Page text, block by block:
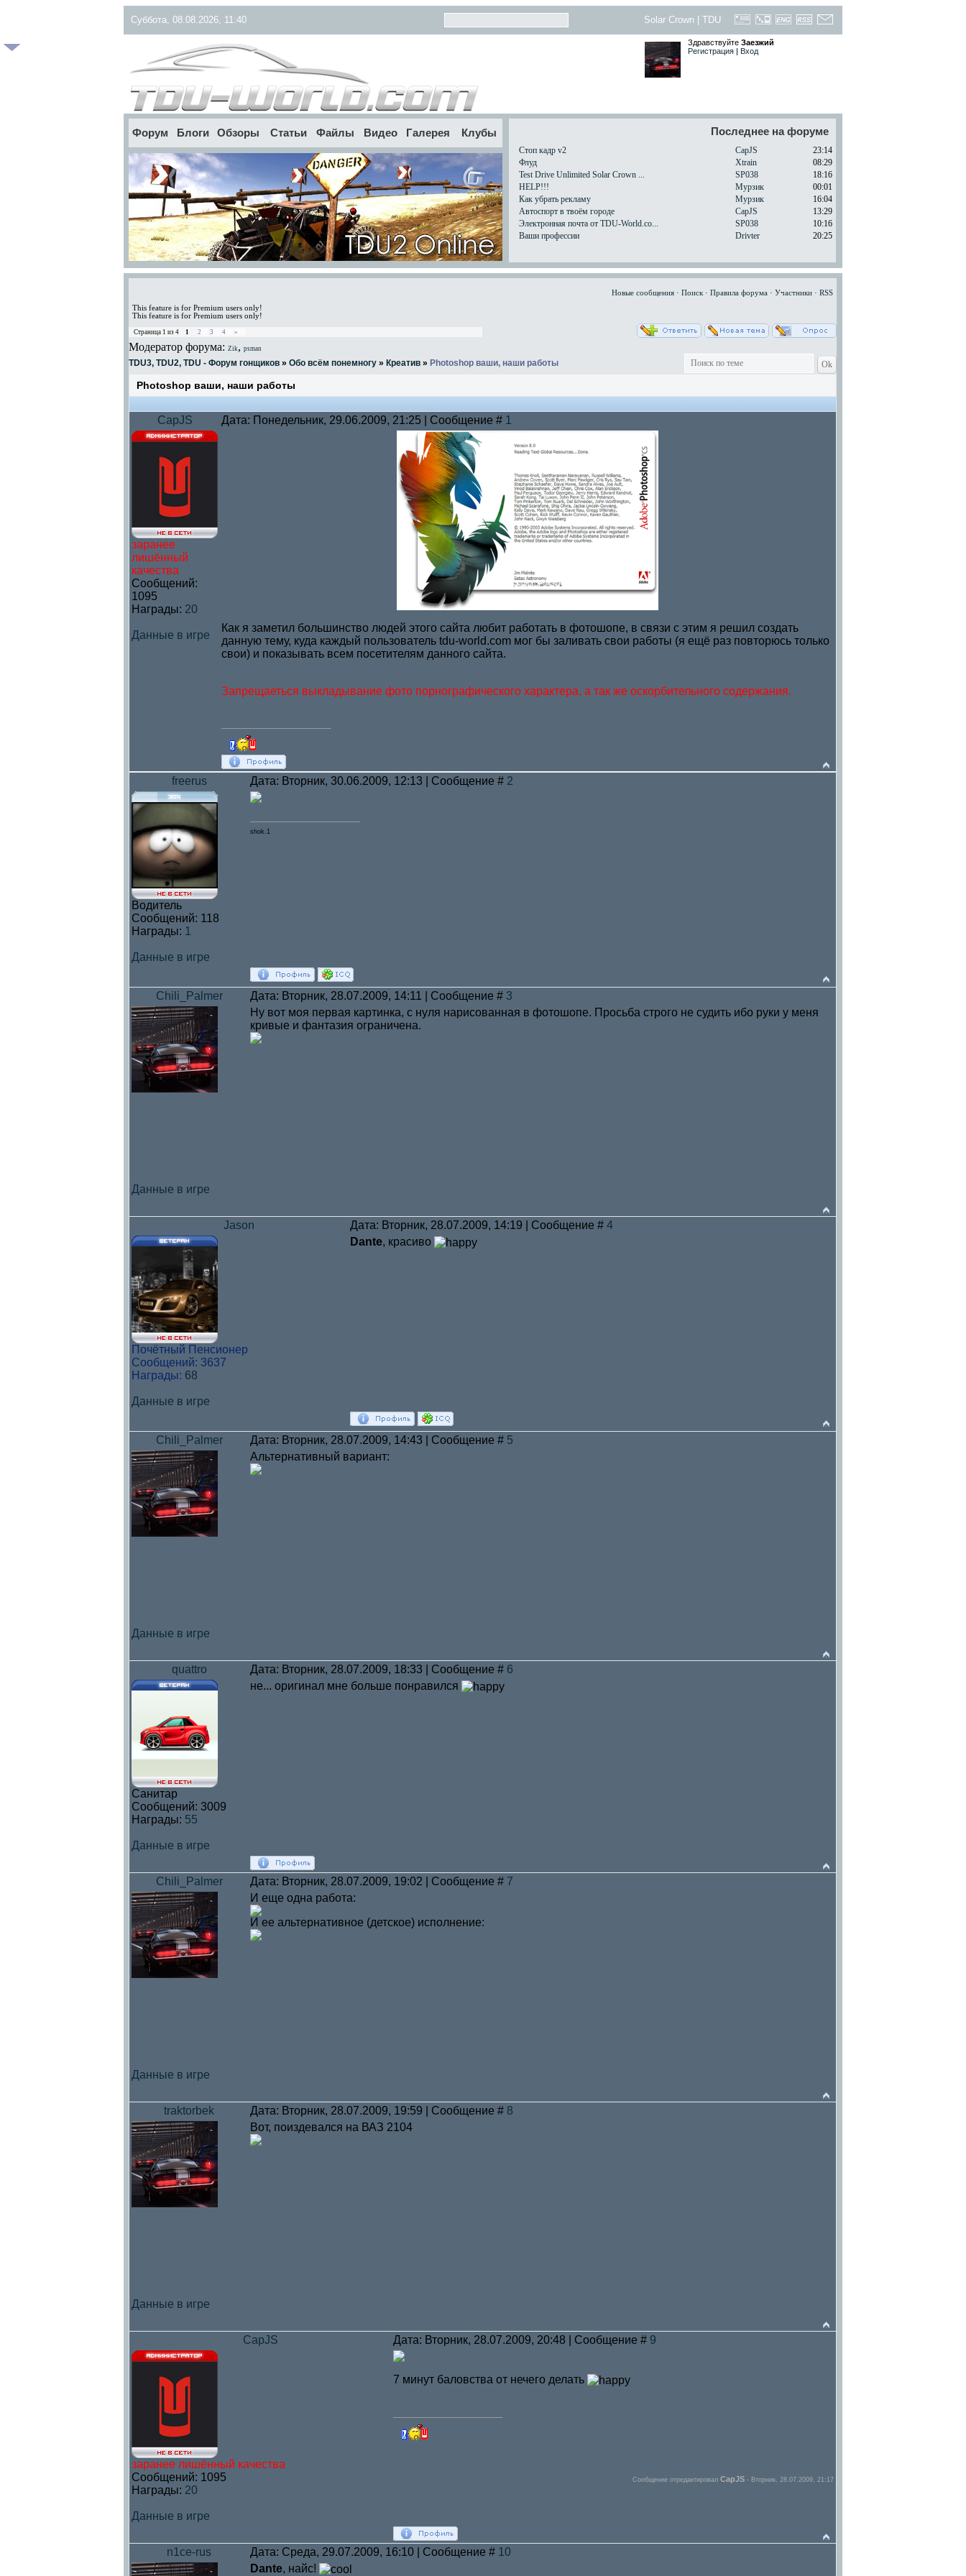
Суббота, 08.08.2026, 11:40 Solar Crown TDU
Здравствуйте Заезжий
Регистрация | Вход
Форум Блоги Обзоры Статьи Файлы Видео Галерея Клубы Последнее на форуме
Стоп кадр v2 CapJS
23:14
Флуд
Xtrain
08:29
Test Drive Unlimited Solar Crown ...
SP038
18:16
HELP!!!
Мурзик
00:01
Как убрать рекламу
Мурзик
16:04
Автоспорт в твоём городе
CapJS
13:29
Электронная почта от TDU-World.co...
SP038
10:16
Ваши профессии
Drivter 20:25
Новые сообщения · Поиск · Правила форума · Участники · RSS
This feature is for Premium users only!
This feature is for Premium users only!
Страница 1 из 4 1 2 3 4 »
Модератор форума: Zik, psman
TDU3, TDU2, TDU - Форум гонщиков » Обо всём понемногу » Креатив » Photoshop ваши, наши работы
Photoshop ваши, наши работы
CapJS Дата: Понедельник, 29.06.2009, 21:25 | Сообщение # 1
заранее
лишённый
качества
Сообщений:
1095
Награды: 20
Данные в игре
Как я заметил большинство людей этого сайта любит работать в фотошопе, в связи с этим я решил создать
данную тему, куда каждый пользователь tdu-world.com мог бы заливать свои работы (я ещё раз повторюсь только
свои) и показывать всем посетителям данного сайта.
Запрещаеться выкладывание фото порнографического характера, а так же оскорбительного содержания.
freerus Дата: Вторник, 30.06.2009, 12:13 | Сообщение # 2
Водитель
Сообщений: 118
Награды: 1
Данные в игре
shok.1
Chili_Palmer Дата: Вторник, 28.07.2009, 14:11 | Сообщение # 3
Данные в игре
Ну вот моя первая картинка, с нуля нарисованная в фотошопе. Просьба строго не судить ибо руки у меня
кривые и фантазия ограничена.
Jason Дата: Вторник, 28.07.2009, 14:19 | Сообщение # 4
Почётный Пенсионер
Сообщений: 3637
Награды: 68
Данные в игре
Dante, красиво
Chili_Palmer Дата: Вторник, 28.07.2009, 14:43 | Сообщение # 5
Данные в игре
Альтернативный вариант:
quattro Дата: Вторник, 28.07.2009, 18:33 | Сообщение # 6
Санитар
Сообщений: 3009
Награды: 55
Данные в игре
не... оригинал мне больше понравился
Chili_Palmer Дата: Вторник, 28.07.2009, 19:02 | Сообщение # 7
Данные в игре
И еще одна работа:
И ее альтернативное (детское) исполнение:
traktorbek Дата: Вторник, 28.07.2009, 19:59 | Сообщение # 8
Данные в игре
Вот, поиздевался на ВАЗ 2104
CapJS Дата: Вторник, 28.07.2009, 20:48 | Сообщение # 9
заранее лишённый качества
Сообщений: 1095
Награды: 20
Данные в игре
7 минут баловства от нечего делать
Сообщение отредактировал CapJS - Вторник, 28.07.2009, 21:17
n1ce-rus Дата: Среда, 29.07.2009, 16:10 | Сообщение # 10
Dante, найс!